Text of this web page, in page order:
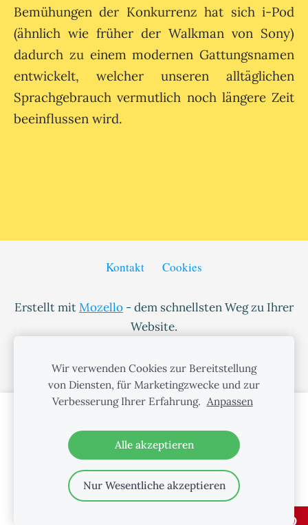
Bemühungen der Konkurrenz hat sich i-Pod
(ähnlich wie früher der Walkman von Sony)
dadurch zu einem modernen Gattungsnamen
entwickelt, welcher unseren alltäglichen
Sprachgebrauch vermutlich noch längere Zeit
beeinflussen wird.
Kontakt Cookies
Erstellt mitMozello - dem schnellsten Weg zu Ihrer
Website.
Online-Shop mit Mozello.
Schnell, einfach, ohne
Programmieraufwand.
Mehr erfahren
Wir verwenden Cookies zur Bereitstellung
von Diensten, für Marketingzwecke und zur
Verbesserung Ihrer Erfahrung. Anpassen
Alle akzeptieren
Nur Wesentliche akzeptieren